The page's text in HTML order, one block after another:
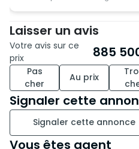
Laisser un avis
Votre avis sur ce
prix
885
Pas
cher
Au prix
Signaler cette
Signaler cette annonce
Vous êtes agent